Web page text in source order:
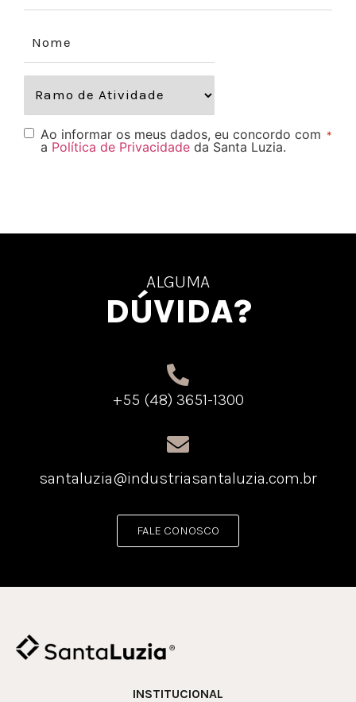
Ao informar os meus dados, eu concordo com
a Política de Privacidade da Santa Luzia.
*
ALGUMA
DÚVIDA?
+55 (48) 3651-1300
santaluzia@industriasantaluzia.com.br
FALE CONOSCO
INSTITUCIONAL